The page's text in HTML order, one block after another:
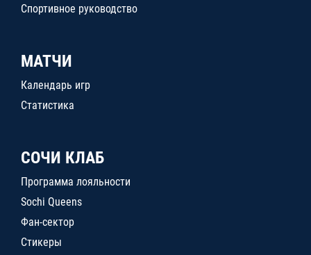
Спортивное руководство
МАТЧИ
Календарь игр
Статистика
СОЧИ КЛАБ
Программа лояльности
Sochi Queens
Фан-сектор
Стикеры